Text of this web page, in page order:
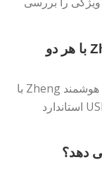
89. آیا کوله پشتی های هوشمند Zheng با هر دو
بله، پورت های شارژ USB در کوله پشتی های هوشمند Zheng با
هر دو دستگاه اندروید و iOS که از کابل های USB استاندارد